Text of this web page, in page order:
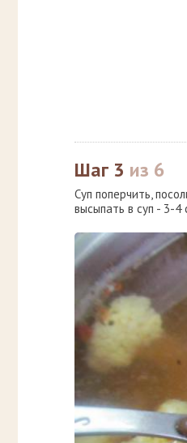
Шаг 3 из 6
Суп поперчить,
высыпать в суп - 3-4